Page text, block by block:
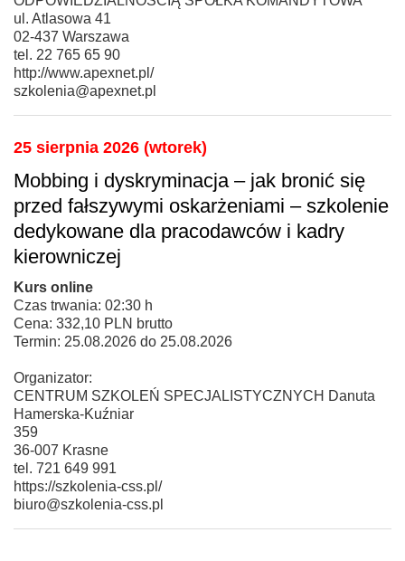
ul. Atlasowa 41
02-437 Warszawa
tel. 22 765 65 90
http://www.apexnet.pl/
szkolenia@apexnet.pl
25 sierpnia 2026 (wtorek)
Mobbing i dyskryminacja – jak bronić się
przed fałszywymi oskarżeniami – szkolenie
dedykowane dla pracodawców i kadry
kierowniczej
Kurs online
Czas trwania: 02:30 h
Cena: 332,10 PLN brutto
Termin: 25.08.2026 do 25.08.2026
Organizator:
CENTRUM SZKOLEŃ SPECJALISTYCZNYCH Danuta
Hamerska-Kuźniar
359
36-007 Krasne
tel. 721 649 991
https://szkolenia-css.pl/
biuro@szkolenia-css.pl